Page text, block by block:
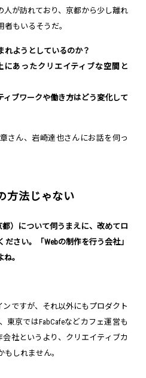
人が訪れており、京都から少し離れ
もいるそうだ。
れようとしているのか？
あったクリエイティブな空間と
ィブワークや働き方はどう変化して
さん、岩崎達也さんにお話を伺っ
方法じゃない
都）について伺うまえに、改めてロ
さい。「Webの制作を行う会社」
。
ンですが、それ以外にもプロダクト
東京ではFabCafeなどカフェ運営も
会社というより、クリエイティブカ
しれません。